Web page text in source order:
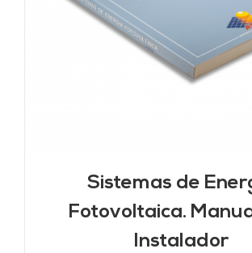
Sistemas de
Fotovoltaica.
Instalador